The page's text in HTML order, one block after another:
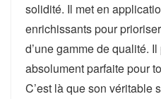
solidité. Il met en
enrichissants pour
d’une gamme de qualité.
absolument parfaite pour
C’est là que son véritable